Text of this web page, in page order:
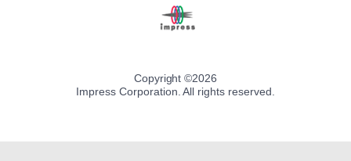
Copyright ©2026
Impress Corporation. All rights reserved.